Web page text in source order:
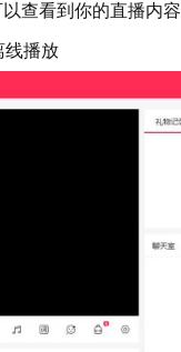
查看到你的直播内容
播放